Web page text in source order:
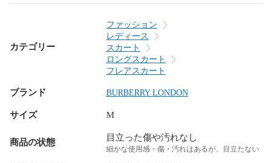
カテゴリー
ファッション
レディース
スカート
ロングスカート
フレアスカート
ブランド BURBERRY LONDON
サイズ M
商品の状態 目立った傷や汚れなし
細かな使用感・傷・汚れはあるが、目立たない